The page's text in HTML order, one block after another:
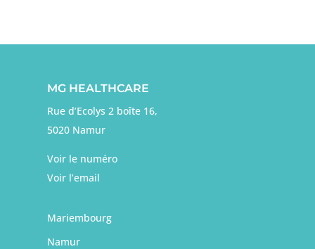
MG HEALTHCARE
Rue d’Ecolys 2 boîte 16,
5020 Namur
Voir le numéro
Voir l’email
Mariembourg
Namur